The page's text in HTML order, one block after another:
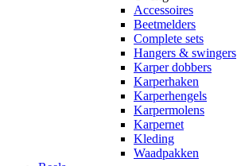
Accessoires
Beetmelders
Complete sets
Hangers & swingers
Karper dobbers
Karperhaken
Karperhengels
Karpermolens
Karpernet
Kleding
Waadpakken